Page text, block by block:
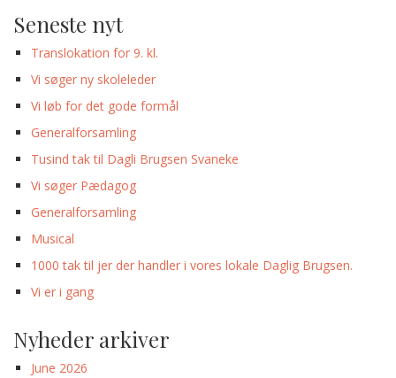
Seneste nyt
Translokation for 9. kl.
Vi søger ny skoleleder
Vi løb for det gode formål
Generalforsamling
Tusind tak til Dagli Brugsen Svaneke
Vi søger Pædagog
Generalforsamling
Musical
1000 tak til jer der handler i vores lokale Daglig Brugsen.
Vi er i gang
Nyheder arkiver
June 2026